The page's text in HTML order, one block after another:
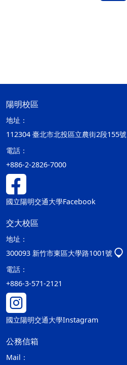
陽明校區
地址：
112304 臺北市北投區立農街2段155號
電話：
+886-2-2826-7000
國立陽明交通大學Facebook
交大校區
地址：
300093 新竹市東區大學路1001號
電話：
+886-3-571-2121
國立陽明交通大學Instagram
公務信箱
Mail：